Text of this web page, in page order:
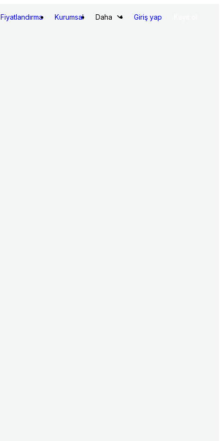
Fiyatlandırma Kurumsal Daha Giriş yap